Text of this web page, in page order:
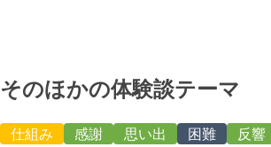
そのほかの体験談テーマ
仕組み 感謝 思い出 困難 反響